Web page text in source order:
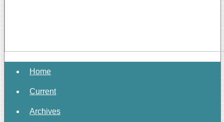
Home
Current
Archives